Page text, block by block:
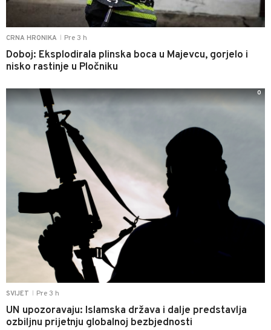
CRNA HRONIKA Pre 3 h
Doboj: Eksplodirala plinska boca u Majevcu, gorjelo i
nisko rastinje u Pločniku
SVIJET Pre 3 h
UN upozoravaju: Islamska država i dalje predstavlja
ozbiljnu prijetnju globalnoj bezbjednosti
0